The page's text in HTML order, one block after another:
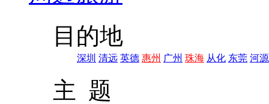
目的地
深圳 清远 英德 惠州 广州 珠海 从化 东莞 河源
主 题